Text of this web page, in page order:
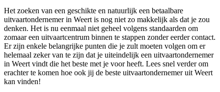
Het zoeken van een geschikte en natuurlijk een betaalbare
uitvaartondernemer in Weert is nog niet zo makkelijk als dat je zou
denken. Het is nu eenmaal niet geheel volgens standaarden om
zomaar een uitvaartcentrum binnen te stappen zonder eerder contact.
Er zijn enkele belangrijke punten die je zult moeten volgen om er
helemaal zeker van te zijn dat je uiteindelijk een uitvaartondernemer
in Weert vindt die het beste met je voor heeft. Lees snel verder om
erachter te komen hoe ook jij de beste uitvaartondernemer uit Weert
kan vinden!